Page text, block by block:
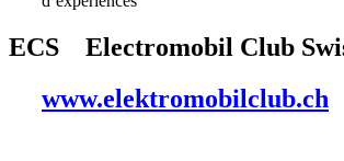
ECS Electromobil Club
www.elektromobilclub.ch